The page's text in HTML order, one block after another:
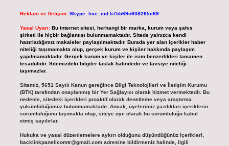
Reklam ve İletişim: Skype: live:.cid.575569c608265c69
Yasal Uyarı: Bu internet sitesi, herhangi bir marka, kurum veya şahıs
şirketi ile hiçbir bağlantısı bulunmamaktadır. Sitede yalnızca kendi
hazırladığımız makaleler paylaşılmaktadır. Burada yer alan içerikler haber
niteliği taşımamakta olup, gerçek kurum ve kişiler hakkında paylaşım
yapılmamaktadır. Gerçek kurum ve kişiler ile isim benzerlikleri tamamen
tesadüfidir. Sitemizdeki bilgiler taslak halindedir ve tavsiye niteliği
taşımazlar.
Sitemiz, 5651 Sayılı Kanun gereğince Bilgi Teknolojileri ve İletişim Kurumu
(BTK) tarafından onaylanmış bir Yer Sağlayıcı olarak hizmet vermektedir. Bu
nedenle, sitedeki içerikleri proaktif olarak denetleme veya araştırma
yükümlülüğümüz bulunmamaktadır. Ancak, üyelerimiz yazdıkları içeriklerin
sorumluluğunu taşımakta olup, siteye üye olarak bu sorumluluğu kabul
etmiş sayılırlar.
Hukuka ve yasal düzenlemelere aykırı olduğunu düşündüğünüz içerikleri,
backlinkpanelicomtr@gmail.comadresine bildirmeniz halinde, ilgili